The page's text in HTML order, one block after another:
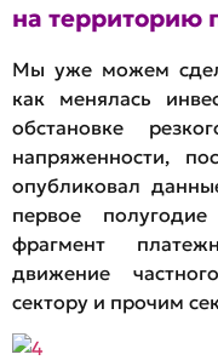
на территорию
Мы уже можем
как менялась
обстановке
напряженности,
опубликовал
первое
фрагмент
движение
сектору и прочим